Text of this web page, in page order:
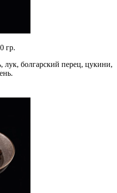
гр.
лук, болгарский перец, цукини,